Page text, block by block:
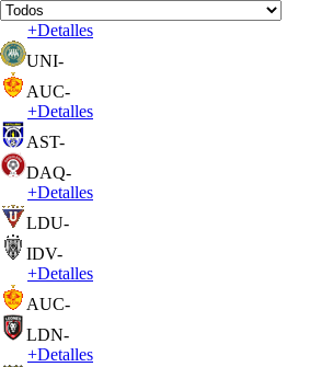
+Detalles
UNI-
AUC-
+Detalles
AST-
DAQ-
+Detalles
LDU-
IDV-
+Detalles
AUC-
LDN-
+Detalles